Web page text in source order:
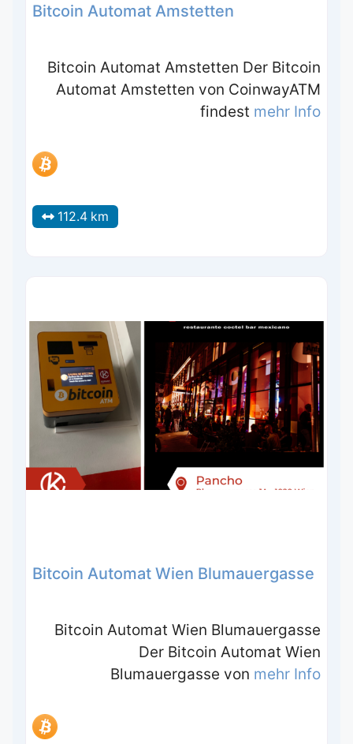
Bitcoin Automat Amstetten
Bitcoin Automat Amstetten Der Bitcoin
Automat Amstetten von CoinwayATM
findest mehr Info
112.4 km
Bitcoin Automat Wien Blumauergasse
Bitcoin Automat Wien Blumauergasse
Der Bitcoin Automat Wien
Blumauergasse von mehr Info